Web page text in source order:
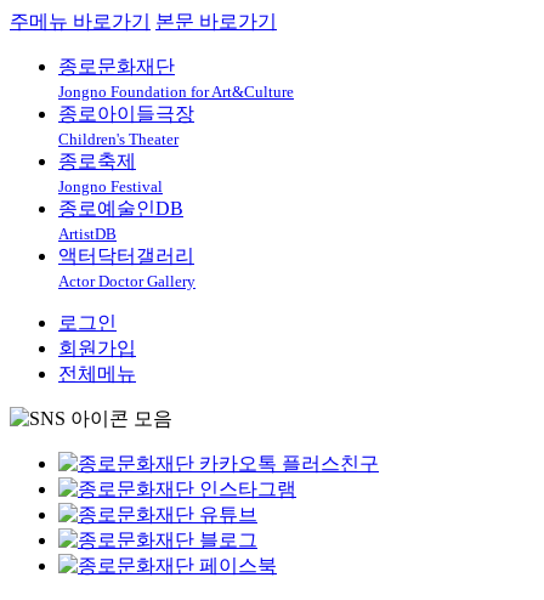
주메뉴 바로가기 본문 바로가기
종로문화재단
Jongno Foundation for Art&Culture
종로아이들극장
Children's Theater
종로축제
Jongno Festival
종로예술인DB
ArtistDB
액터닥터갤러리
Actor Doctor Gallery
로그인
회원가입
전체메뉴